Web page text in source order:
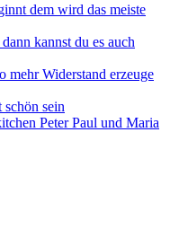
dem wird das meiste
kannst du es auch
mehr Widerstand erzeuge
sein
Peter Paul und Maria